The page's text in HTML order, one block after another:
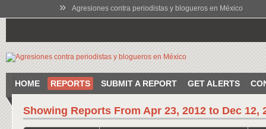
» Agresiones contra periodistas y blogueros en México
HOME REPORTS SUBMIT A REPORT GET ALERTS
Showing Reports From Apr 23, 2012 to Dec 12,